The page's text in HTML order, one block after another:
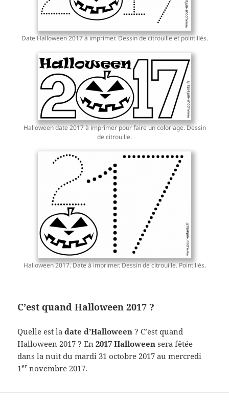
Date Halloween 2017 à imprimer. Dessin de citrouille et pointillés.
Halloween date 2017 à imprimer pour faire un coloriage. Dessin
de citrouille.
Halloween 2017. Date à imprimer. Dessin de citrouille. Pointillés.
C’est quand Halloween 2017 ?
Quelle est ladate d’Halloween ? C’est quand
Halloween 2017 ? En2017 Halloween sera fêtée
dans la nuit du mardi 31 octobre 2017 au mercredi
1er novembre 2017.